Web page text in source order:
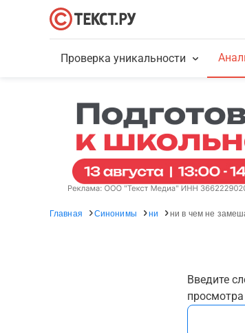
Проверка уникальности
Главная Синонимы ни ни в чем не
Введите